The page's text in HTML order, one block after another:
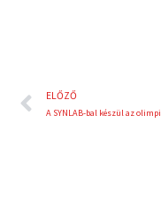
Előző
ELŐZŐ